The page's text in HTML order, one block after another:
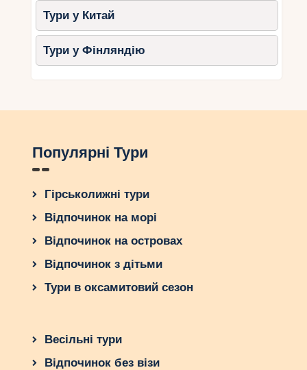
ви знайдете тут заняття, які подарують
незабутні враження всій родині. Від тематичних
парків до пляжів та освітніх центрів – щодня у
цьому місті буде наповнений радістю та новими
Тури у Китай
Тури у Фінляндію
Популярні Тури
Гірськолижні тури
Відпочинок на морі
Відпочинок на островах
Відпочинок з дітьми
Тури в оксамитовий сезон
Весільні тури
Відпочинок без візи